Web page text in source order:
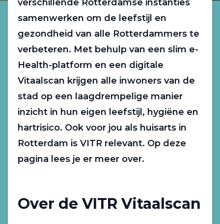
verschillende Rotterdamse instanties
samenwerken om de leefstijl en
gezondheid van alle Rotterdammers te
verbeteren. Met behulp van een slim e-
Health-platform en een digitale
Vitaalscan krijgen alle inwoners van de
stad op een laagdrempelige manier
inzicht in hun eigen leefstijl, hygiëne en
hartrisico. Ook voor jou als huisarts in
Rotterdam is VITR relevant. Op deze
pagina lees je er meer over.
Over de VITR Vitaalscan